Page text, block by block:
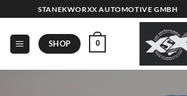
Inhalt
springen
STANEKWORXX AUTOMOTIVE GMBH
SHOP 0